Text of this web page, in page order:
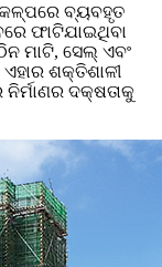
ବ୍ୟବହୃତ
ଫାଟିଯାଇଥିବା
ମାଟି, ସେଲ୍ ଏବଂ
ଶକ୍ତିଶାଳୀ
ନିର୍ମାଣର ଦକ୍ଷତାକୁ